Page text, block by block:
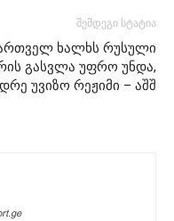
შემდეგი სტატია
ხალხს რუსული
გასვლა უფრო უნდა,
უვიზო რეჟიმი – აშშ